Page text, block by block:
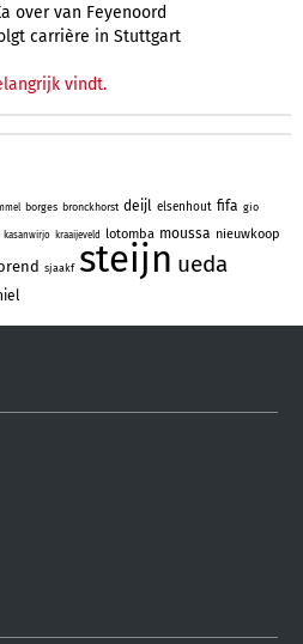
over van Feyenoord
carrière in Stuttgart
vindt.
borges bronckhorst deijl elsenhout fifa gio
kasanwirjo kraaijeveld lotomba moussa nieuwkoop
sjaakf steijn ueda